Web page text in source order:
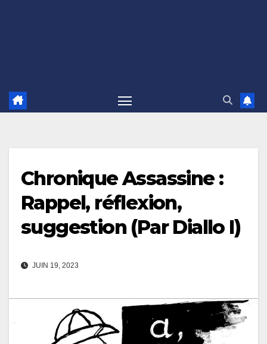
Chronique Assassine :
Rappel, réflexion,
suggestion (Par Diallo I)
JUIN 19, 2023